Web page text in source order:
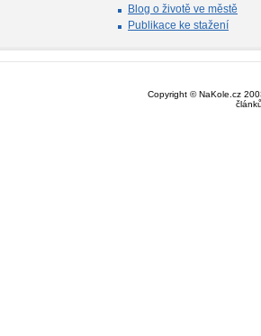
Blog o životě ve městě
Publikace ke stažení
Copyright © NaKole.cz